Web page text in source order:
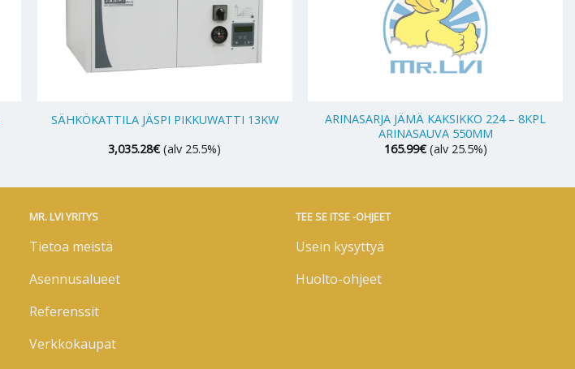
SÄHKÖKATTILA JÄSPI PIKKUWATTI 13KW
3,035.28€ (alv 25.5%)
ARINASARJA JÄMÄ KAKSIKKO 224 – 8KPL
ARINASAUVA 550MM
165.99€ (alv 25.5%)
MR. LVI YRITYS
Tietoa meistä
Asennusalueet
Referenssit
Verkkokaupat
TEE SE ITSE -OHJEET
Usein kysyttyä
Huolto-ohjeet